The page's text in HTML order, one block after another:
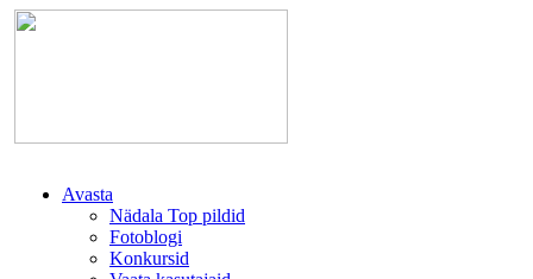
Avasta
Nädala Top pildid
Fotoblogi
Konkursid